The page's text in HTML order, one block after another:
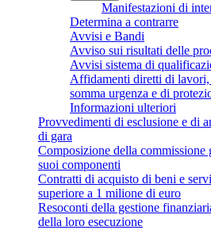
Manifestazioni di
Determina a contrarre
Avvisi e Bandi
Avviso sui risultati delle
Avvisi sistema di
Affidamenti diretti di
somma urgenza e di
Informazioni ulteriori
Provvedimenti di esclusione e di
di gara
Composizione della commissione
suoi componenti
Contratti di acquisto di beni e
superiore a 1 milione di euro
Resoconti della gestione
della loro esecuzione